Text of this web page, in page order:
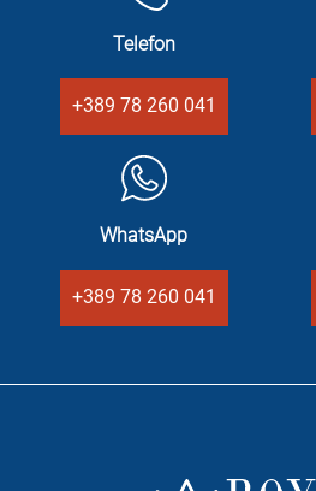
Telefon
+389 78 260 041
WhatsApp
+389 78 260 041